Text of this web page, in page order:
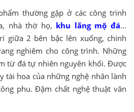
thường gặp ở các công trình
nhà thờ họ, khu lăng mộ đá…
giữa 2 bên bậc lên xuống, chính
nghiêm cho công trình. Những
từ đá tự nhiên nguyên khối. Được
tài hoa của những nghệ nhân lành
phu. Đậm chất nghệ thuật văn